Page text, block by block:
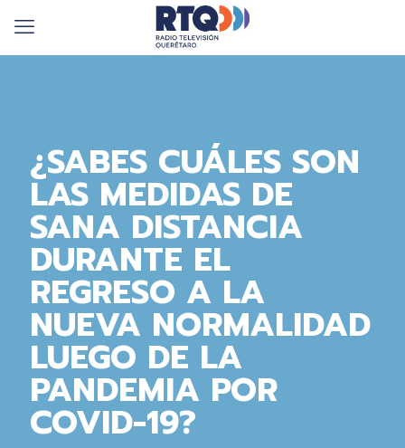
¿SABES CUÁLES SON
LAS MEDIDAS DE
SANA DISTANCIA
DURANTE EL
REGRESO A LA
NUEVA NORMALIDAD
LUEGO DE LA
PANDEMIA POR
COVID-19?